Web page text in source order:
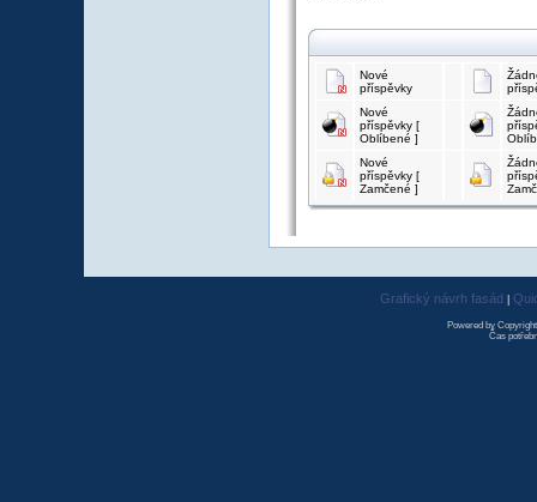
Nové
příspěvky
Nové
příspěvky [
Oblíbené ]
Nové
příspěvky [
Zamčené ]
Grafický návrh fasád
Powered by
Čas